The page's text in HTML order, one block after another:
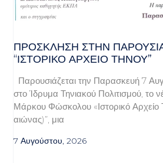
ΠΡΌΣΚΛΗΣΗ ΣΤΗΝ
“ΙΣΤΟΡΙΚΌ ΑΡΧΕΊΟ ΤΉΝΟΥ”
Παρουσιάζεται την Παρασκευή 7
στο Ίδρυμα Τηνιακού Πολιτισμού, το
Μάρκου Φώσκολου «Ιστορικό Αρχείο
αιώνας)”, μια
7 Αυγούστου, 2026